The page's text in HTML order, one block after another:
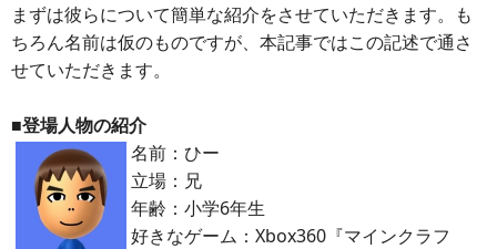
まずは彼らについて簡単な紹介をさせていただきます。も
ちろん名前は仮のものですが、本記事ではこの記述で通さ
せていただきます。
■登場人物の紹介
名前：ひー
立場：兄
年齢：小学6年生
好きなゲーム：Xbox360『マインクラフ